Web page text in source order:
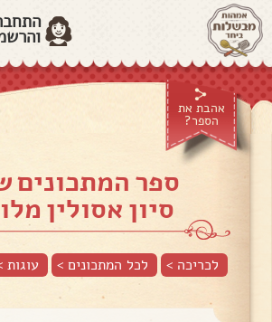
אהבת את
הספר?
ספר המתכונים
סיון אסולין
לכריכה > לכל המתכונים > עוגות